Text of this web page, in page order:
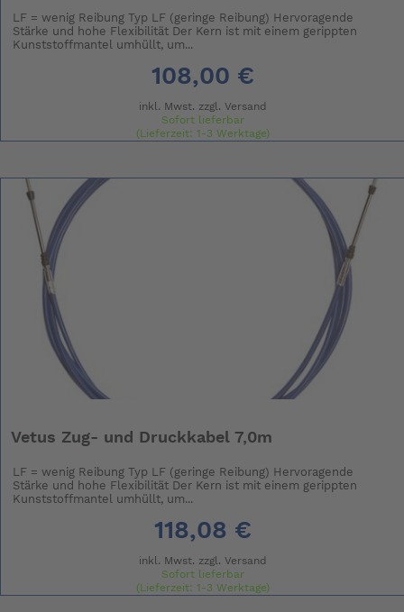
LF = wenig Reibung Typ LF (geringe Reibung) Hervoragende
Stärke und hohe Flexibilität Der Kern ist mit einem gerippten
Kunststoffmantel umhüllt, um...
108,00 €
inkl. Mwst. zzgl. Versand
Sofort lieferbar
(Lieferzeit: 1-3 Werktage)
Vetus Zug- und Druckkabel 7,0m
LF = wenig Reibung Typ LF (geringe Reibung) Hervoragende
Stärke und hohe Flexibilität Der Kern ist mit einem gerippten
Kunststoffmantel umhüllt, um...
118,08 €
inkl. Mwst. zzgl. Versand
Sofort lieferbar
(Lieferzeit: 1-3 Werktage)